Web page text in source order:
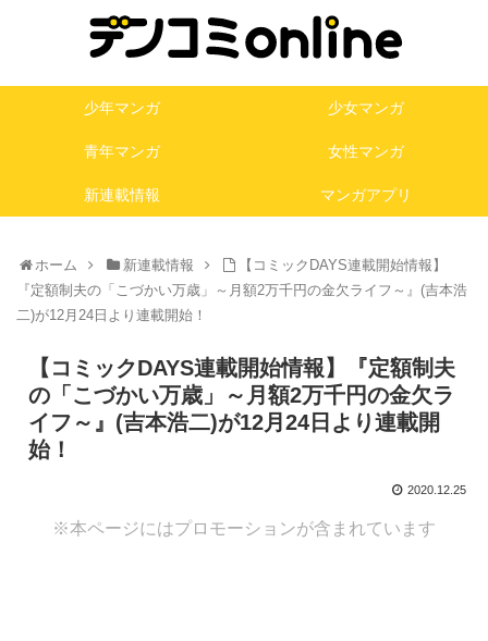
少年マンガ 少女マンガ
青年マンガ 女性マンガ
新連載情報 マンガアプリ
ホーム 新連載情報
【コミックDAYS連載開始情報】
『定額制夫の「こづかい万歳」～月額2万千円の金欠ライフ～』(吉本浩
二)が12月24日より連載開始！
【コミックDAYS連載開始情報】『定額制夫
の「こづかい万歳」～月額2万千円の金欠ラ
イフ～』(吉本浩二)が12月24日より連載開
始！
2020.12.25
※本ページにはプロモーションが含まれています